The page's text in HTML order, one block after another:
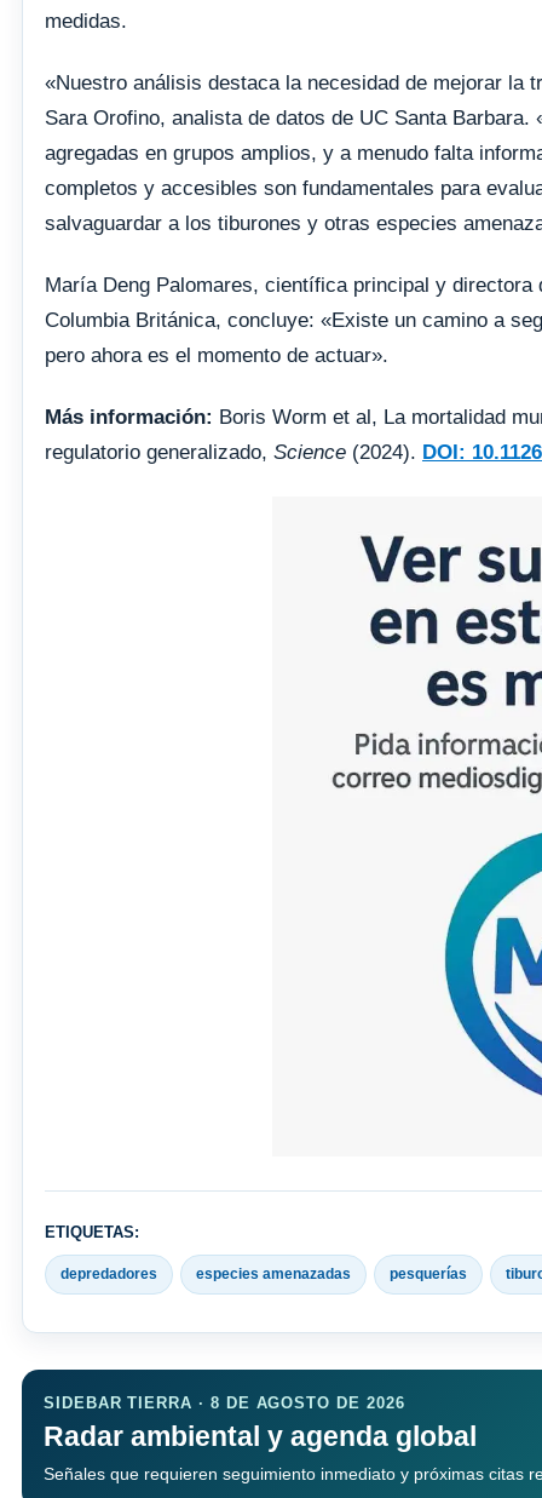
medidas.
«Nuestro análisis destaca la necesidad de mejorar la
Sara Orofino, analista de datos de UC Santa
agregadas en grupos amplios, y a menudo falta
completos y accesibles son fundamentales para
salvaguardar a los tiburones y otras especies
María Deng Palomares, científica principal y
Columbia Británica, concluye: «Existe un camino a
pero ahora es el momento de actuar».
Más información: Boris Worm et al, La mortalidad
regulatorio generalizado, Science (2024). DOI:
ETIQUETAS:
depredadores especies amenazadas pesquerías
SIDEBAR TIERRA · 8 DE AGOSTO DE 2026
Radar ambiental y agenda global
Señales que requieren seguimiento inmediato y próximas citas